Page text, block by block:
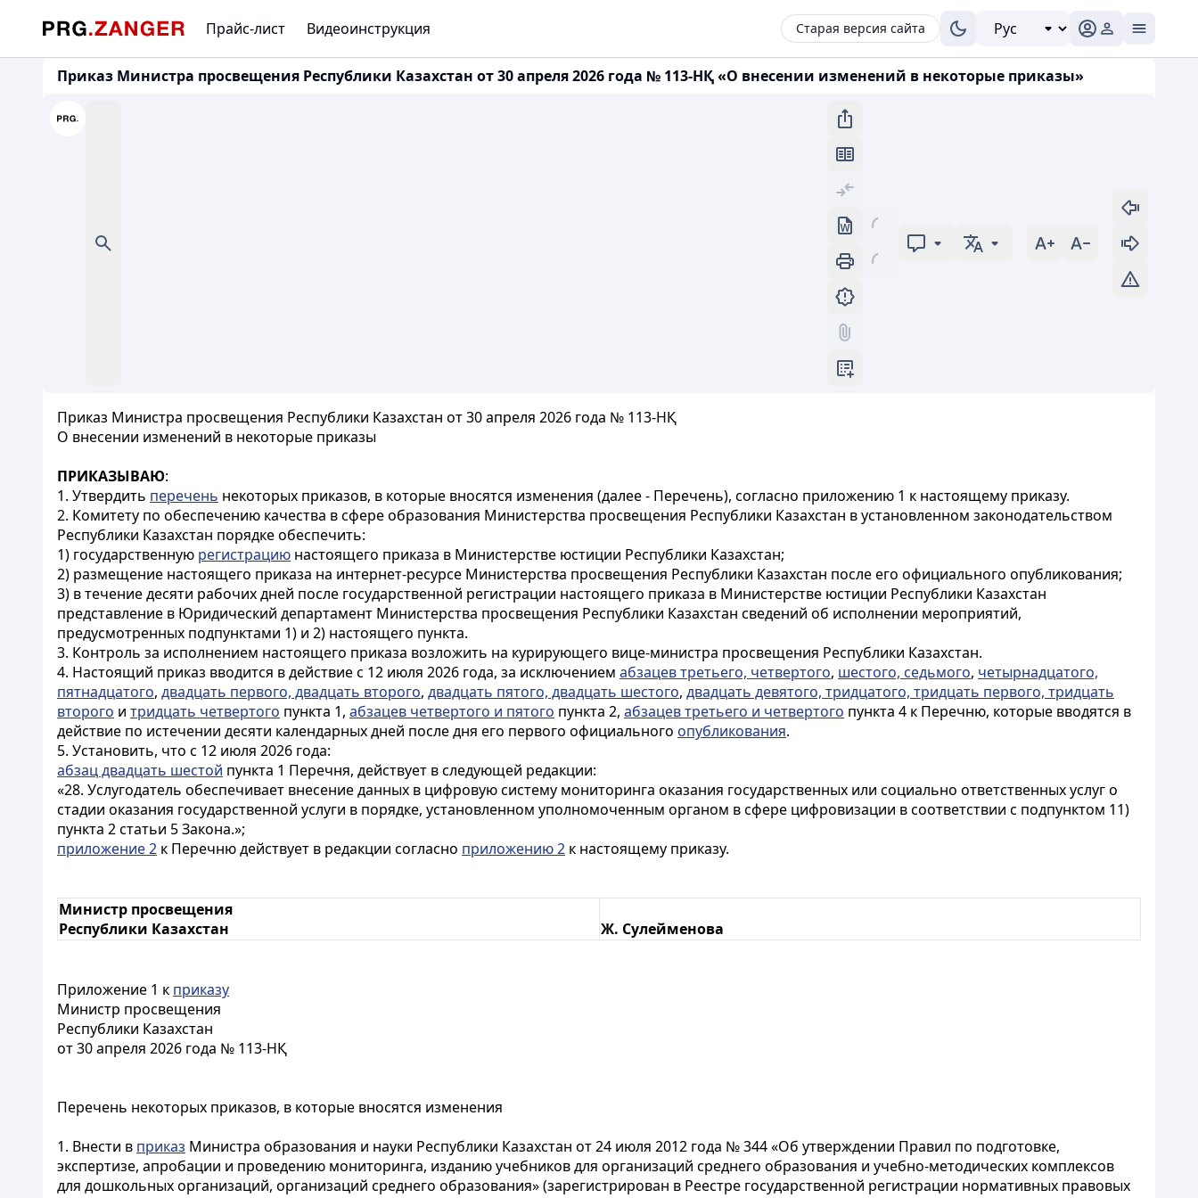
Прайс-лист Видеоинструкция Старая версия сайта
Приказ Министра просвещения Республики Казахстан от 30 апреля 2026 года № 113-НҚ «О внесении изменений в некоторые приказы»
Приказ Министра просвещения Республики Казахстан от 30 апреля 2026 года № 113-НҚ
О внесении изменений в некоторые приказы
ПРИКАЗЫВАЮ:
1. Утвердить перечень некоторых приказов, в которые вносятся изменения (далее - Перечень), согласно приложению 1 к настоящему приказу.
2. Комитету по обеспечению качества в сфере образования Министерства просвещения Республики Казахстан в установленном законодательством
Республики Казахстан порядке обеспечить:
1) государственную регистрацию настоящего приказа в Министерстве юстиции Республики Казахстан;
2) размещение настоящего приказа на интернет-ресурсе Министерства просвещения Республики Казахстан после его официального опубликования;
3) в течение десяти рабочих дней после государственной регистрации настоящего приказа в Министерстве юстиции Республики Казахстан
представление в Юридический департамент Министерства просвещения Республики Казахстан сведений об исполнении мероприятий,
предусмотренных подпунктами 1) и 2) настоящего пункта.
3. Контроль за исполнением настоящего приказа возложить на курирующего вице-министра просвещения Республики Казахстан.
4. Настоящий приказ вводится в действие с 12 июля 2026 года, за исключением абзацев третьего, четвертого, шестого, седьмого, четырнадцатого,
пятнадцатого, двадцать первого, двадцать второго, двадцать пятого, двадцать шестого, двадцать девятого, тридцатого, тридцать первого, тридцать
второго и тридцать четвертого пункта 1, абзацев четвертого и пятого пункта 2, абзацев третьего и четвертого пункта 4 к Перечню, которые вводятся в
действие по истечении десяти календарных дней после дня его первого официального опубликования.
5. Установить, что с 12 июля 2026 года:
абзац двадцать шестой пункта 1 Перечня, действует в следующей редакции:
«28. Услугодатель обеспечивает внесение данных в цифровую систему мониторинга оказания государственных или социально ответственных услуг о
стадии оказания государственной услуги в порядке, установленном уполномоченным органом в сфере цифровизации в соответствии с подпунктом 11)
пункта 2 статьи 5 Закона.»;
приложение 2 к Перечню действует в редакции согласно приложению 2 к настоящему приказу.
Министр просвещения
Республики Казахстан
Ж. Сулейменова
Приложение 1 к приказу
Министр просвещения
Республики Казахстан
от 30 апреля 2026 года № 113-НҚ
Перечень некоторых приказов, в которые вносятся изменения
1. Внести в приказ Министра образования и науки Республики Казахстан от 24 июля 2012 года № 344 «Об утверждении Правил по подготовке,
экспертизе, апробации и проведению мониторинга, изданию учебников для организаций среднего образования и учебно-методических комплексов
для дошкольных организаций, организаций среднего образования» (зарегистрирован в Реестре государственной регистрации нормативных правовых